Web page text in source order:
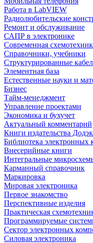
Работа в LabVIEW
Радиолюбительские
Ремонт и обслуживание
САПР в электронике
Современная
Справочники, учебники
Структурированные
Элементная база
Естественные науки и
Бизнес
Тайм-менеджмент
Управление проектами
Экономика и бухучет
Актуальный комментарий
Книги издательства
Библиотека электронных
Внесерийные книги
Интегральные
Карманный справочник
Маркировка
Мировая электроника
Первое знакомство
Перспективные изделия
Практическая
Программируемые
Сектор электронных
Силовая электроника